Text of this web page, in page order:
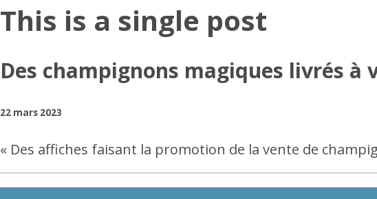
This is a single post
Des champignons magiques livrés à
22 mars 2023
« Des affiches faisant la promotion de la vente de